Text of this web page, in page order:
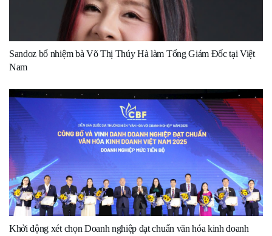
Sandoz bổ nhiệm bà Võ Thị Thúy Hà làm Tổng Giám Đốc tại Việt
Nam
Khởi động xét chọn Doanh nghiệp đạt chuẩn văn hóa kinh doanh